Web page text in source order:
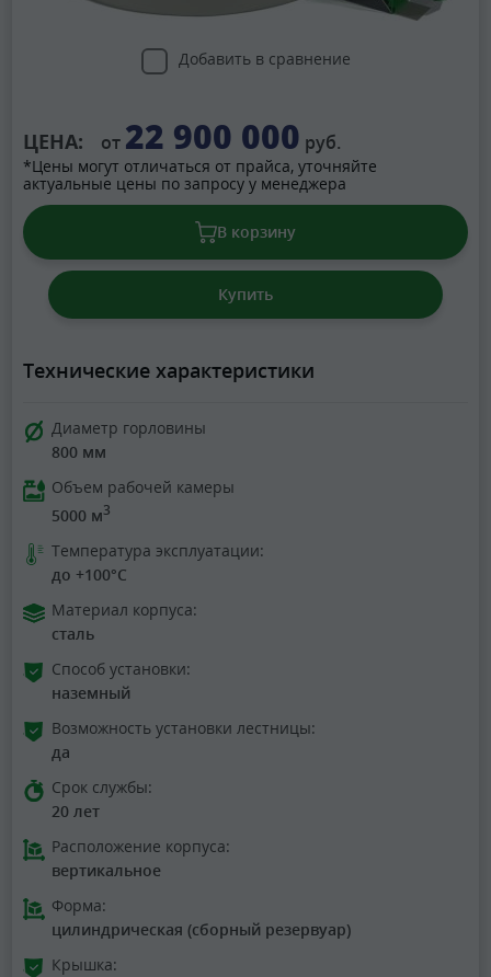
Добавить в сравнение
ЦЕНА: от 22 900 000 руб.
*Цены могут отличаться от прайса, уточняйте
актуальные цены по запросу у менеджера
В корзину
Купить
Технические характеристики
Диаметр горловины
800 мм
Объем рабочей камеры
5000 м3
Температура эксплуатации:
до +100°C
Материал корпуса:
сталь
Способ установки:
наземный
Возможность установки лестницы:
да
Срок службы:
20 лет
Расположение корпуса:
вертикальное
Форма:
цилиндрическая (сборный резервуар)
Крышка: